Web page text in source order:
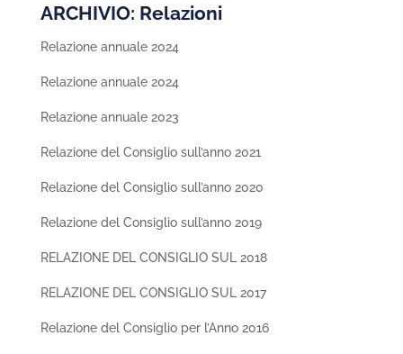
ARCHIVIO: Relazioni
Relazione annuale 2024
Relazione annuale 2024
Relazione annuale 2023
Relazione del Consiglio sull’anno 2021
Relazione del Consiglio sull’anno 2020
Relazione del Consiglio sull’anno 2019
RELAZIONE DEL CONSIGLIO SUL 2018
RELAZIONE DEL CONSIGLIO SUL 2017
Relazione del Consiglio per l’Anno 2016